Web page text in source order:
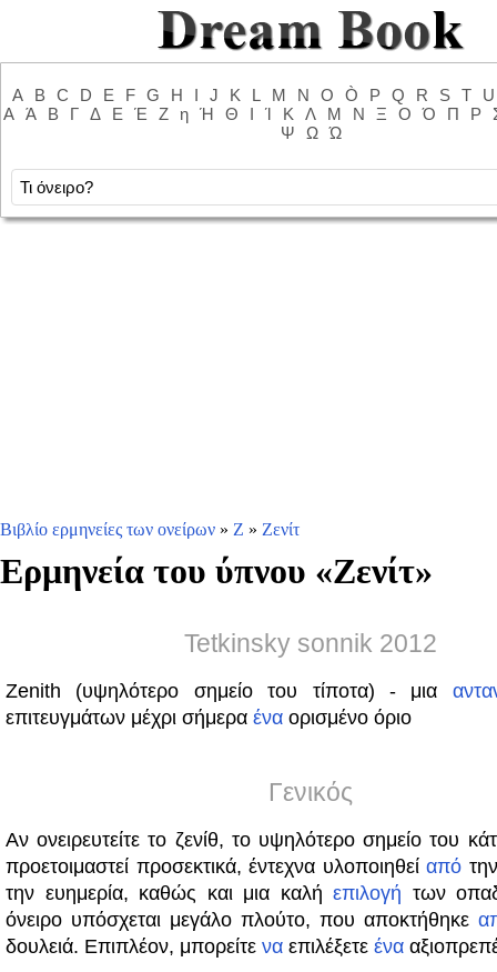
A B C D E F G H I J K L M N O Ò P Q R S T
U
Α Ά Β Γ Δ Ε Έ Ζ η Ή Θ Ι Ί Κ Λ Μ Ν Ξ Ο Ό Π Ρ
Ψ
Ω Ώ
Βιβλίο ερμηνείες των ονείρων » Ζ » Ζενίτ
Ερμηνεία του ύπνου «Ζενίτ»
Tetkinsky sonnik 2012
Zenith (υψηλότερο σημείο του τίποτα) - μια
επιτευγμάτων μέχρι σήμερα ένα ορισμένο όριο
Γενικός
Αν ονειρευτείτε το ζενίθ, το υψηλότερο σημείο του
προετοιμαστεί προσεκτικά, έντεχνα υλοποιηθείαπό
την ευημερία, καθώς και μια καλή επιλογή των
όνειρο υπόσχεται μεγάλο πλούτο, που αποκτήθηκε
δουλειά. Επιπλέον, μπορείτε να επιλέξετε ένα